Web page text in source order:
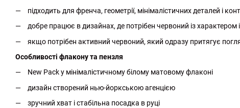
підходить для френча, геометрії, мінімалістичних деталей і
добре працює в дизайнах, де потрібен червоний із
якщо потрібен активний червоний, який одразу притягує
Особливості флакону та пензля
New Pack у мінімалістичному білому матовому флаконі
дизайн створений нью-йоркською агенцією
зручний хват і стабільна посадка в руці